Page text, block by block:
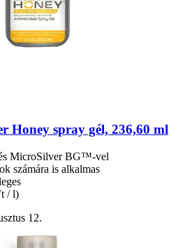
Honey spray gél, 236,60 ml
MicroSilver BG™-vel
számára is alkalmas
/ l)
12.